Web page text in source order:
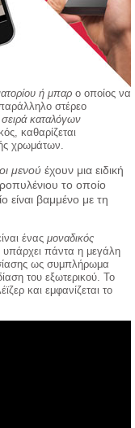
ή μπαρ ο οποίος να
παράλληλο στέρεο
σειρά καταλόγων
καθαρίζεται
χρωμάτων.
μενού έχουν μια ειδική
το οποίο
είναι βαμμένο με τη
ένας μοναδικός
υπάρχει πάντα η μεγάλη
ως συμπλήρωμα
του εξωτερικού. Το
και εμφανίζεται το